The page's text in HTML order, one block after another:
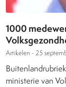
1000
Artikelen - 25
ministerie van